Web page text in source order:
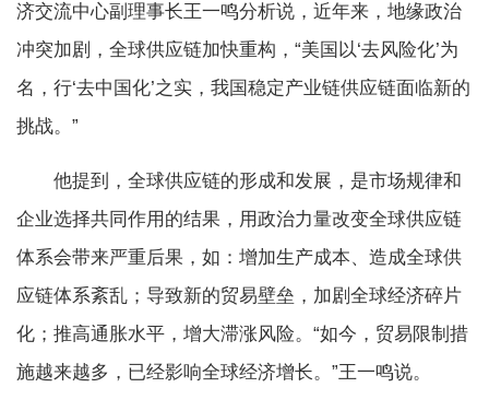
济交流中心副理事长王一鸣分析说，近年来，地缘政治
冲突加剧，全球供应链加快重构，“美国以‘去风险化’为
名，行‘去中国化’之实，我国稳定产业链供应链面临新的
挑战。”
他提到，全球供应链的形成和发展，是市场规律和
企业选择共同作用的结果，用政治力量改变全球供应链
体系会带来严重后果，如：增加生产成本、造成全球供
应链体系紊乱；导致新的贸易壁垒，加剧全球经济碎片
化；推高通胀水平，增大滞涨风险。“如今，贸易限制措
施越来越多，已经影响全球经济增长。”王一鸣说。